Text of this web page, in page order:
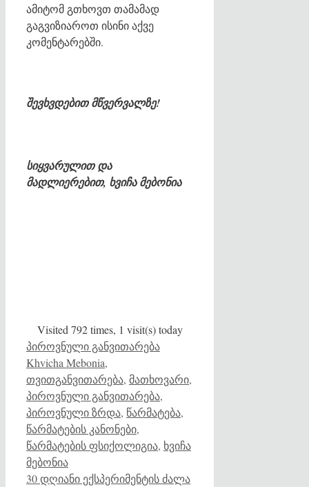
ამიტომ გთხოვთ თამამად
გაგვიზიაროთ ისინი აქვე
კომენტარებში.
შევხვდებით მწვერვალზე!
სიყვარულით და
მადლიერებით, ხვიჩა მებონია
Visited 792 times, 1 visit(s) today
Categories
პიროვნული განვითარებაTags
Khvicha Mebonia,
თვითგანვითარება, მათხოვარი,
პიროვნული განვითარება,
პიროვნული ზრდა, წარმატება,
წარმატების კანონები,
წარმატების ფსიქოლიგია, ხვიჩა
მებონია
30 დღიანი ექსპერიმენტის ძალა